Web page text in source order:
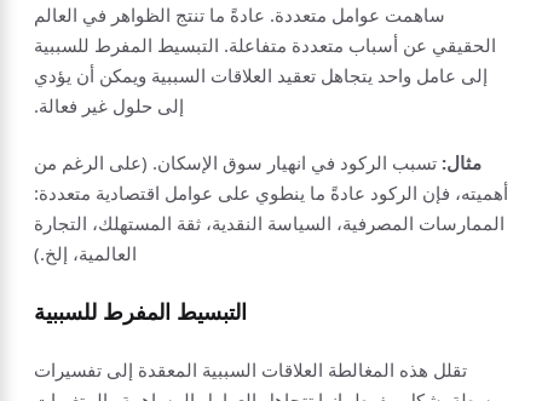
ساهمت عوامل متعددة. عادةً ما تنتج الظواهر في العالم
الحقيقي عن أسباب متعددة متفاعلة. التبسيط المفرط للسببية
إلى عامل واحد يتجاهل تعقيد العلاقات السببية ويمكن أن يؤدي
إلى حلول غير فعالة.
مثال: تسبب الركود في انهيار سوق الإسكان. (على الرغم من
أهميته، فإن الركود عادةً ما ينطوي على عوامل اقتصادية متعددة:
الممارسات المصرفية، السياسة النقدية، ثقة المستهلك، التجارة
العالمية، إلخ.)
التبسيط المفرط للسببية
تقلل هذه المغالطة العلاقات السببية المعقدة إلى تفسيرات